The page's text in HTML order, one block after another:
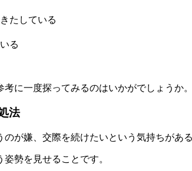
たしている
る
に一度探ってみるのはいかがでしょうか。
法
が嫌、交際を続けたいという気持ちがあ
勢を見せることです。